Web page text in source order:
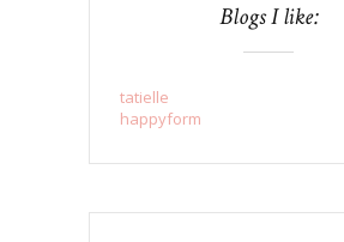
Blogs I like:
tatielle
happyform